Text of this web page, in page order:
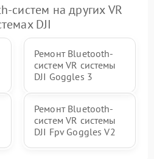
систем на других VR
DJI
Ремонт Bluetooth-
систем VR системы
DJI Goggles 3
Ремонт Bluetooth-
систем VR системы
DJI Fpv Goggles V2